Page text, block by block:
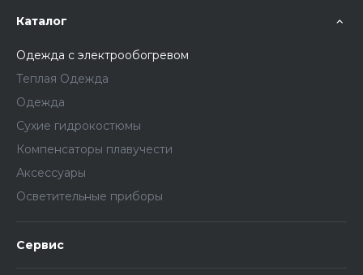
Каталог
Одежда с электрообогревом
Теплая Одежда
Одежда
Сухие гидрокостюмы
Компенсаторы плавучести
Аксессуары
Осветительные приборы
Сервис